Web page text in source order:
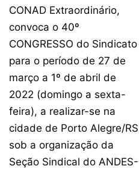
CONAD Extraordinário,
convoca o 40º
CONGRESSO do Sindicato
para o período de 27 de
março a 1º de abril de
2022 (domingo a sexta-
feira), a realizar-se na
cidade de Porto Alegre/RS
sob a organização da
Seção Sindical do ANDES-